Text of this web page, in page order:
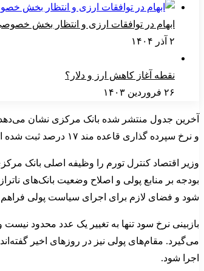
ابهام در توافقات ارزی و انتظار بخش
۲ آذر ۱۴۰۴
نقطه آغاز کاهش ارز و دلار؟
۲۶ فروردین ۱۴۰۳
و نرخ سپرده گذاری قاعده مند ۱۷ درصد ثبت شده است. نرخ نهایی سپرده‌ها و تسهیلات به مصوبات جداگانه بانکی وابسته است.
وزیر اقتصاد کنترل تورم را وظیفه اصلی بانک
بودجه بر منابع پولی و اصلاح وضعیت بانک‌های
شود و فضای لازم برای اجرای سیاست پولی فراهم
بازبینی نرخ سود تنها به تغییر یک عدد محدود
می‌گیرد. مقام‌های پولی نیز در روزهای اخیر
اجرا شود.